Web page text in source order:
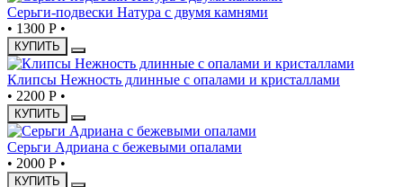
Серьги-подвески Натура с двумя камнями
• 1300 Р •
КУПИТЬ
Клипсы Нежность длинные с опалами и кристаллами
• 2200 Р •
КУПИТЬ
Серьги Адриана с бежевыми опалами
• 2000 Р •
КУПИТЬ